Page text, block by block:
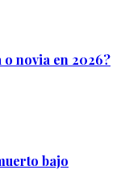
o novia en 2026?
bajo